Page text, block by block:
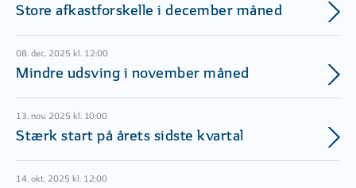
Store afkastforskelle i december måned
08. dec. 2025 kl. 12:00
Mindre udsving i november måned
13. nov. 2025 kl. 10:00
Stærk start på årets sidste kvartal
14. okt. 2025 kl. 12:00